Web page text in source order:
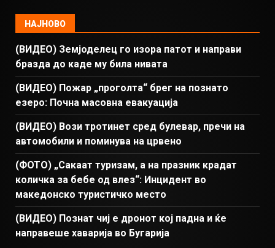
НАЈНОВО
(ВИДЕО) Земјоделец го изора патот и направи
бразда до каде му била нивата
(ВИДЕО) Пожар „проголта“ брег на познато
езеро: Почна масовна евакуација
(ВИДЕО) Вози тротинет сред булевар, пречи на
автомобили и поминува на црвено
(ФОТО) „Сакаат туризам, а на празник крадат
количка за бебе од влез“: Инцидент во
македонско туристичко место
(ВИДЕО) Познат чиј е дронот кој падна и ќе
направеше хаварија во Бугарија